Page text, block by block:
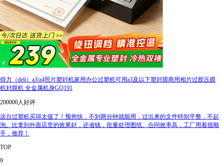
得力（deli）a3/a4照片塑封机家用办公过塑机可用a3及以下塑封膜商用相片过胶压膜
机封膜机 全金属机身GQ191
200000人好评
这台过塑机买得太值了！预热快，不到两分钟就能用，过出来的文件特别平整，不起
泡。比拿到外面店里的效果好，还省钱，批量处理图纸、合同效率高，工厂用着很顺
手，推荐！
TOP
9